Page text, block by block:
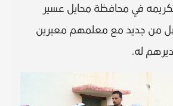
في محافظة محايل عسير
من جديد مع معلمهم معبرين
له.